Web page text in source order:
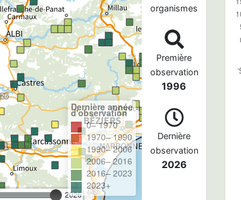
2026
Dernière année
d'observation
0– 1970
1970– 1990
1990– 2006
2006– 2016
2016– 2023
2023+
organismes
Première
observation
1996
Dernière
observation
2026